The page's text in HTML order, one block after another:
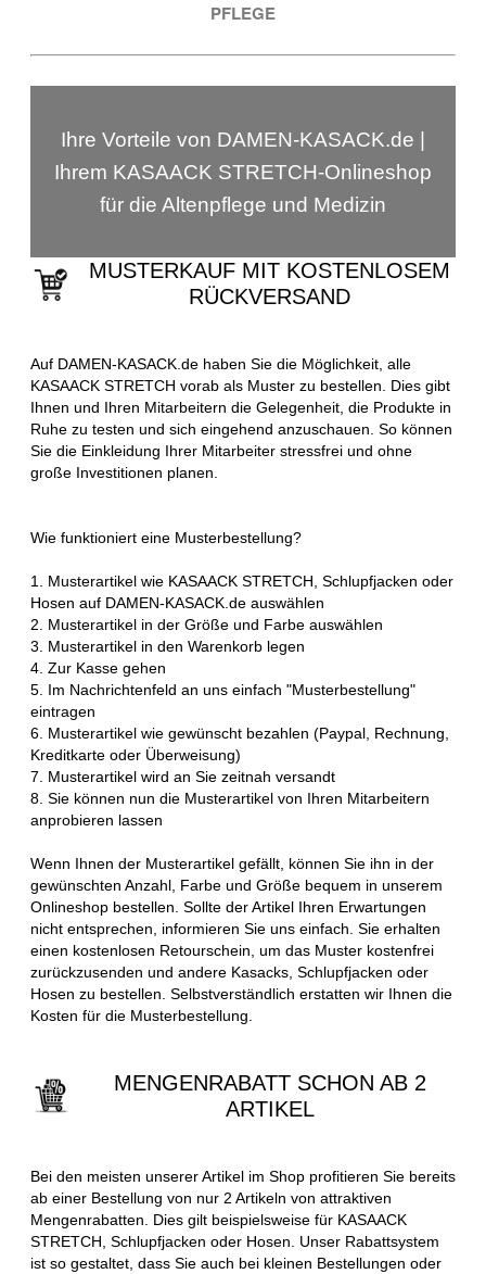
PFLEGE
Ihre Vorteile von DAMEN-KASACK.de |
Ihrem KASAACK STRETCH-Onlineshop
für die Altenpflege und Medizin
MUSTERKAUF MIT KOSTENLOSEM
RÜCKVERSAND
Auf DAMEN-KASACK.de haben Sie die Möglichkeit, alle
KASAACK STRETCH vorab als Muster zu bestellen. Dies gibt
Ihnen und Ihren Mitarbeitern die Gelegenheit, die Produkte in
Ruhe zu testen und sich eingehend anzuschauen. So können
Sie die Einkleidung Ihrer Mitarbeiter stressfrei und ohne
große Investitionen planen.
Wie funktioniert eine Musterbestellung?
1. Musterartikel wie KASAACK STRETCH, Schlupfjacken oder
Hosen auf DAMEN-KASACK.de auswählen
2. Musterartikel in der Größe und Farbe auswählen
3. Musterartikel in den Warenkorb legen
4. Zur Kasse gehen
5. Im Nachrichtenfeld an uns einfach "Musterbestellung"
eintragen
6. Musterartikel wie gewünscht bezahlen (Paypal, Rechnung,
Kreditkarte oder Überweisung)
7. Musterartikel wird an Sie zeitnah versandt
8. Sie können nun die Musterartikel von Ihren Mitarbeitern
anprobieren lassen
Wenn Ihnen der Musterartikel gefällt, können Sie ihn in der
gewünschten Anzahl, Farbe und Größe bequem in unserem
Onlineshop bestellen. Sollte der Artikel Ihren Erwartungen
nicht entsprechen, informieren Sie uns einfach. Sie erhalten
einen kostenlosen Retourschein, um das Muster kostenfrei
zurückzusenden und andere Kasacks, Schlupfjacken oder
Hosen zu bestellen. Selbstverständlich erstatten wir Ihnen die
Kosten für die Musterbestellung.
MENGENRABATT SCHON AB 2
ARTIKEL
Bei den meisten unserer Artikel im Shop profitieren Sie bereits
ab einer Bestellung von nur 2 Artikeln von attraktiven
Mengenrabatten. Dies gilt beispielsweise für KASAACK
STRETCH, Schlupfjacken oder Hosen. Unser Rabattsystem
ist so gestaltet, dass Sie auch bei kleinen Bestellungen oder